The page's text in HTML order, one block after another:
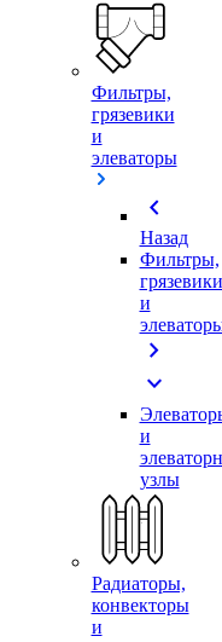
Фильтры,
грязевики
и
элеваторы
chevron_left
Назад
Фильтры,
грязевики
и
chevron_right
expand_more
и
узлы
Радиаторы,
конвекторы
и